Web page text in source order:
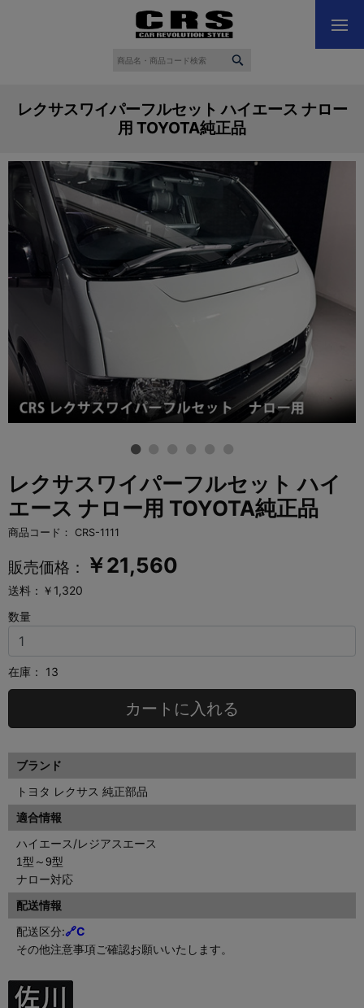
レクサスワイパーフルセット ハイエース ナロー
用 TOYOTA純正品
レクサスワイパーフルセット ハイ
エース ナロー用 TOYOTA純正品
商品コード： CRS-1111
販売価格： ￥21,560
送料：￥1,320
数量
在庫： 13
カートに入れる
ブランド
トヨタ レクサス 純正部品
適合情報
ハイエース/レジアスエース
1型～9型
ナロー対応
配送情報
配送区分:🔗C
その他注意事項ご確認お願いいたします。